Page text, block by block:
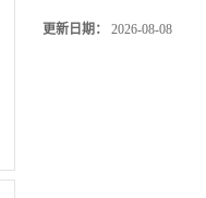
更新日期： 2026-08-08